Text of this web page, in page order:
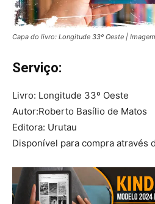
Capa do livro: Longitude 33º Oeste |
Serviço:
Livro: Longitude 33º Oeste
Autor:Roberto Basílio de Matos
Editora: Urutau
Disponível para compra através